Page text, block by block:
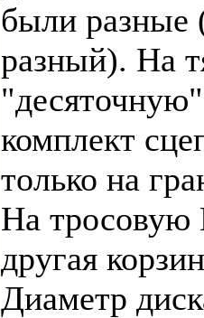
были разные
разный). На
комплект
только на
На
другая
Диаметр